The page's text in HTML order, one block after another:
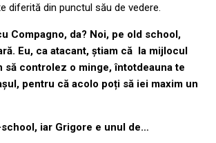
diferită din punctul său de vedere.
Compagno, da? Noi, pe old school,
Eu, ca atacant, știam că la mijlocul
să controlez o minge, întotdeauna te
pentru că acolo poți să iei maxim un
iar Grigore e unul de…